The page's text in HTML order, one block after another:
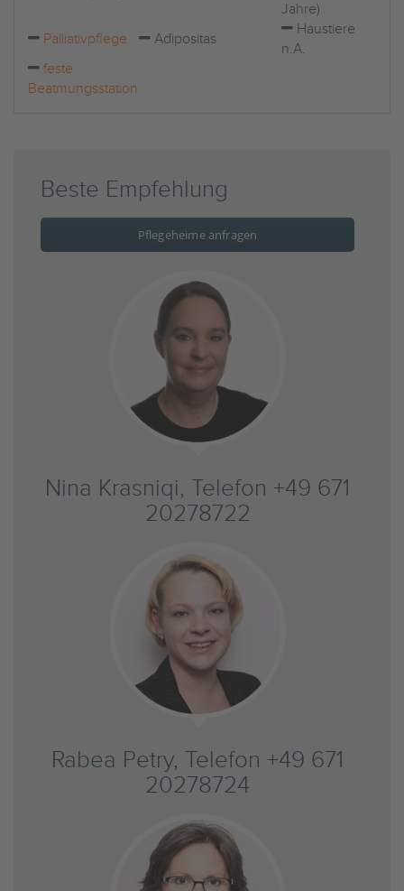
Jahre)
Palliativpflege
Adipositas
Haustiere
n.A.
feste
Beatmungsstation
Beste Empfehlung
Pflegeheime anfragen
Nina Krasniqi, Telefon +49 671
20278722
Rabea Petry, Telefon +49 671
20278724